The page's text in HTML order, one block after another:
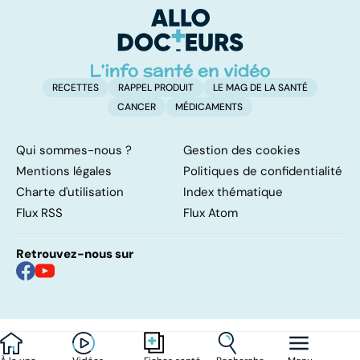
RECETTES RAPPEL PRODUIT
LE MAG DE LA SANTÉ
CANCER
MÉDICAMENTS
Qui sommes-nous ?
Gestion des cookies
Mentions légales
Politiques de confidentialité
Charte d'utilisation
Index thématique
Flux RSS
Flux Atom
Retrouvez-nous sur